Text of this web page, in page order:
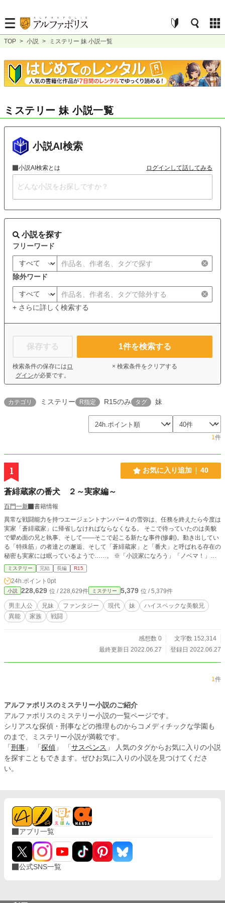
TOP > 小説 > ミステリー 妹 小説一覧
ミステリー 妹 小説一覧
小説AI検索
小説AI検索とは ログインして話してみる
小説を探す
フリーワード
除外ワード
+ さらに詳しく検索する
保存する
検索条件の保存には ロ
グインが必要です。
1件を検索する
× 検索条件をクリアする
カテゴリ ミステリー R指定 R15のみ タグ 妹
1件
1 お気に入り追加 40
蒼緋蔵家の番犬 ２～実家編～
百門一新
書籍情報
異常な戦闘能力を持つエージェントナンバー４の雪弥は、任務を終えたら今度は
実家「蒼緋蔵家」に帰省しなければならなくなる。 そこで待っていたのは美貌
で顰め面の兄と執事、そして――そこで起こる新たな事件(惨劇)。動き出してい
る「特殊筋」の者達との邂逅、そして「蒼緋蔵家」と「番犬」と呼ばれる存在の
秘密も実家には眠っているようで……。 ※「小説家になろう」「ノベマ！」
「カクヨム」にも掲載しています。
ミステリー 完結 長編 R15
24h.ポイント 0pt
小説 228,629 位 / 228,629件 ミステリー 5,379 位 / 5,379件
男主人公 兄妹 ファンタジー 現代 妹
ハイスペックな美貌兄
異能
家族 戦闘
感想数 0
文字数 152,314
最終更新日 2022.06.27
登録日 2022.06.27
1件
アルファポリスのミステリー小説のご紹介
アルファポリスのミステリー小説の一覧ページです。
シリアスな探偵・刑事などの推理ものからコメディチックな学園も
のまで、ミステリー小説が満載です。
「 刑事 」 「 探偵 」 「 サスペンス 」 人気のタグからお気に入りの小説
を探すこともできます。ぜひお気に入りの小説を見つけてくださ
い。
アプリ一覧
公式SNS一覧